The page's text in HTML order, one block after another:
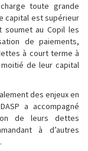
toute grande
capital est supérieur
au Copil les
de paiements,
à court terme à
de leur capital
des enjeux en
a accompagné
de leurs dettes
à d’autres